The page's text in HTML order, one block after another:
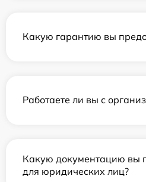
Какую гарантию вы
Работаете ли вы с
Какую документацию вы
для юридических лиц?